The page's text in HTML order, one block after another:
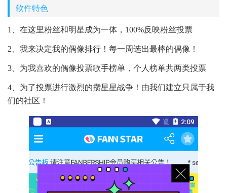
软件特色
1、在这里粉丝和明星成为一体，100%反映粉丝投票
2、我来决定我的偶像排行！每一周选出最棒的偶像！
3、为我喜欢的偶像投票歌手榜单，个人榜单共两类投票
4、为了投票进行激烈的攒星星战争！由我们建立只属于我
们的社区！